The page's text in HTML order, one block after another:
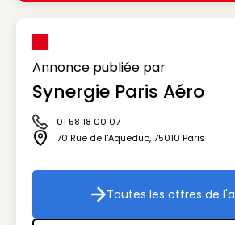
Annonce publiée par
Synergie Paris Aéro
Icône téléphone
01 58 18 00 07
Icône adresse
70 Rue de l'Aqueduc,75010 Paris
Toutes
Toutes les offres de